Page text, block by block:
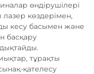
өндірушілері
көздерімен,
кесу басымен және
басқару
тұрақты
қателесу